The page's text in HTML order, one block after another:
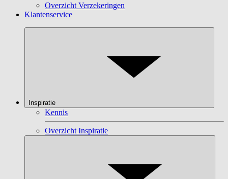
Overzicht Verzekeringen
Klantenservice
Inspiratie
Kennis
Overzicht Inspiratie